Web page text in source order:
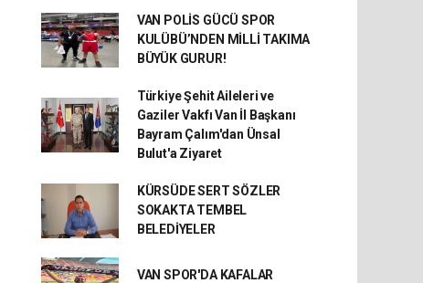
VAN POLİS GÜCÜ SPOR
KULÜBÜ’NDEN MİLLİ TAKIMA
BÜYÜK GURUR!
Türkiye Şehit Aileleri ve
Gaziler Vakfı Van İl Başkanı
Bayram Çalım'dan Ünsal
Bulut'a Ziyaret
KÜRSÜDE SERT SÖZLER
SOKAKTA TEMBEL
BELEDİYELER
VAN SPOR'DA KAFALAR